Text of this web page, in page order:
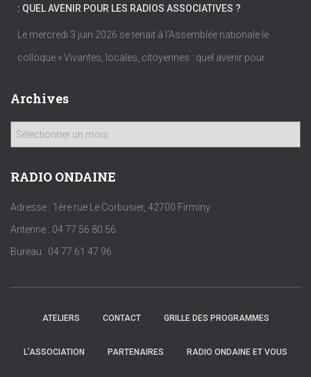
: QUEL AVENIR POUR LES RADIOS ASSOCIATIVES ?
Le mercredi 3 juin 2026 se tenait à l’Assemblée nationale le
colloque « Vivantes, locales, citoyennes : quel avenir pour
Archives
h
v
s
RADIO ONDAINE
Adresse : 1ère rue Le Corbusier, 42700 Firminy
Antenne : 04 77 56 80 56
Bureau : 04 77 61 47 96
ATELIERS CONTACT GRILLE DES PROGRAMMES
L’ASSOCIATION PARTENAIRES RADIO ONDAINE ET VOUS